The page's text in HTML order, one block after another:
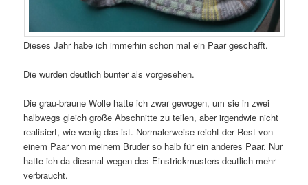
Dieses Jahr habe ich immerhin schon mal ein Paar geschafft.
Die wurden deutlich bunter als vorgesehen.
Die grau-braune Wolle hatte ich zwar gewogen, um sie in zwei
halbwegs gleich große Abschnitte zu teilen, aber irgendwie nicht
realisiert, wie wenig das ist. Normalerweise reicht der Rest von
einem Paar von meinem Bruder so halb für ein anderes Paar. Nur
hatte ich da diesmal wegen des Einstrickmusters deutlich mehr
verbraucht.